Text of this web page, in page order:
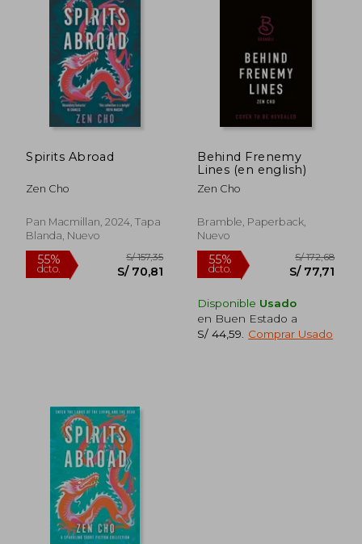
55% S/
Spirits Abroad
Zen Cho
Pan Macmillan, 2024, Tapa
Blanda, Nuevo
Behind Frenemy
Lines (en english)
Zen Cho
Bramble, Paperback,
Nuevo
Disponible Usado
en Buen Estado a
S/ 44,59
Comprar Usado